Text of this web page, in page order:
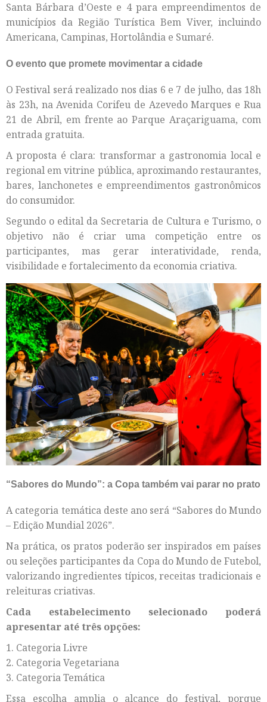
Santa Bárbara d’Oeste e 4 para empreendimentos de
municípios da Região Turística Bem Viver, incluindo
Americana, Campinas, Hortolândia e Sumaré.
O evento que promete movimentar a cidade
O Festival será realizado nos dias 6 e 7 de julho, das 18h
às 23h, na Avenida Corifeu de Azevedo Marques e Rua
21 de Abril, em frente ao Parque Araçariguama, com
entrada gratuita.
A proposta é clara: transformar a gastronomia local e
regional em vitrine pública, aproximando restaurantes,
bares, lanchonetes e empreendimentos gastronômicos
do consumidor.
Segundo o edital da Secretaria de Cultura e Turismo, o
objetivo não é criar uma competição entre os
participantes, mas gerar interatividade, renda,
visibilidade e fortalecimento da economia criativa.
“Sabores do Mundo”: a Copa também vai parar no prato
A categoria temática deste ano será “Sabores do Mundo
– Edição Mundial 2026”.
Na prática, os pratos poderão ser inspirados em países
ou seleções participantes da Copa do Mundo de Futebol,
valorizando ingredientes típicos, receitas tradicionais e
releituras criativas.
Cada estabelecimento selecionado poderá
apresentar até três opções:
1. Categoria Livre
2. Categoria Vegetariana
3. Categoria Temática
Essa escolha amplia o alcance do festival, porque